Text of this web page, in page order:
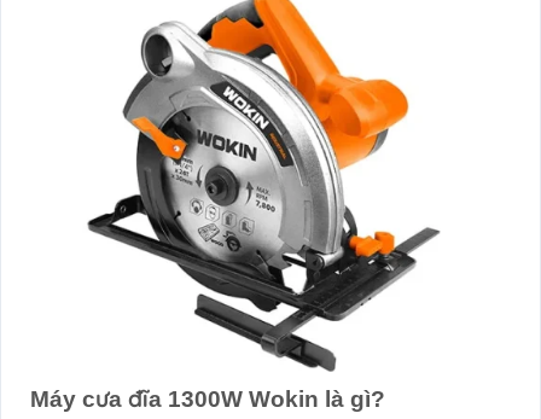
Máy cưa đĩa 1300W Wokin là gì?